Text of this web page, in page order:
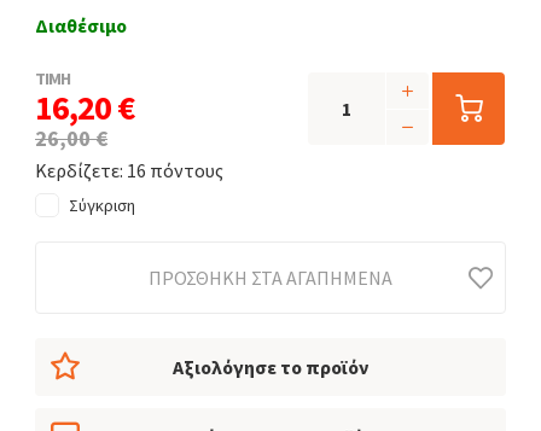
Αξιολόγησε το προϊόν
ΤΙΜΗ
16,20 €
26,00 €
Κερδίζετε: 16 πόντους
Διαθέσιμο
Σύγκριση
ΠΡΟΣΘΉΚΗ ΣΤΑ ΑΓΑΠΗΜΈΝΑ